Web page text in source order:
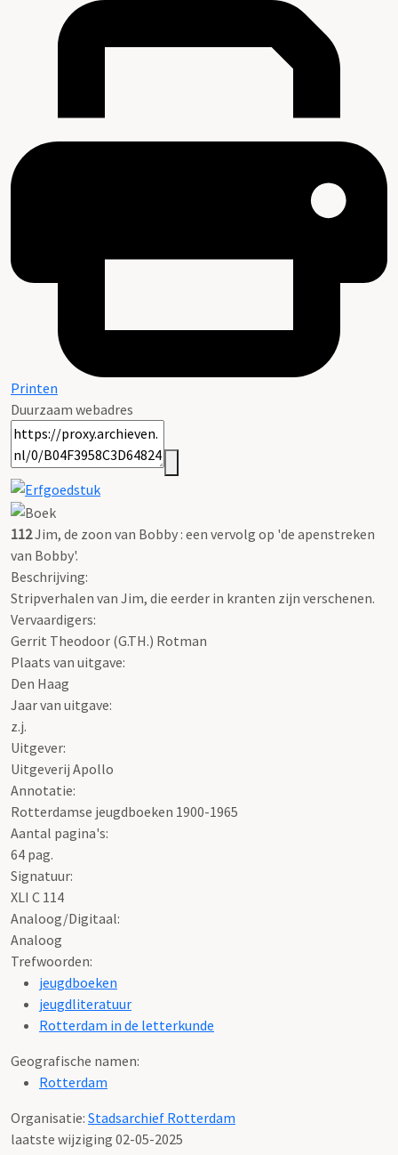
Printen
Duurzaam webadres
112Jim, de zoon van Bobby : een vervolg op 'de apenstreken
van Bobby'.
Beschrijving:
Stripverhalen van Jim, die eerder in kranten zijn verschenen.
Vervaardigers:
Gerrit Theodoor (G.TH.) Rotman
Plaats van uitgave:
Den Haag
Jaar van uitgave:
z.j.
Uitgever:
Uitgeverij Apollo
Annotatie:
Rotterdamse jeugdboeken 1900-1965
Aantal pagina's:
64 pag.
Signatuur:
XLI C 114
Analoog/Digitaal:
Analoog
Trefwoorden:
jeugdboeken
jeugdliteratuur
Rotterdam in de letterkunde
Geografische namen:
Rotterdam
Organisatie: Stadsarchief Rotterdam
laatste wijziging 02-05-2025